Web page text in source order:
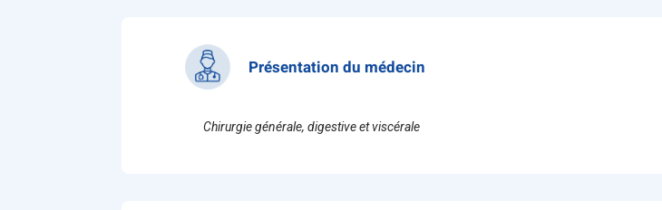
Présentation du médecin
Chirurgie générale, digestive et viscérale